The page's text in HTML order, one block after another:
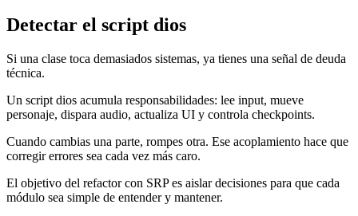
Detectar el script dios
Si una clase toca demasiados sistemas, ya tienes una señal de deuda
técnica.
Un script dios acumula responsabilidades: lee input, mueve
personaje, dispara audio, actualiza UI y controla checkpoints.
Cuando cambias una parte, rompes otra. Ese acoplamiento hace que
corregir errores sea cada vez más caro.
El objetivo del refactor con SRP es aislar decisiones para que cada
módulo sea simple de entender y mantener.